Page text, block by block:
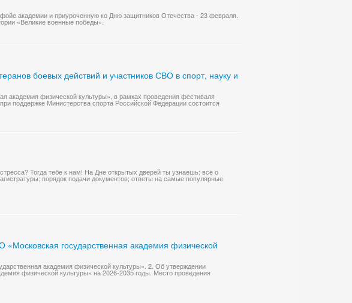
академии и приуроченную ко Дню защитников Отечества - 23 февраля.
«Великие военные победы».
боевых действий и участников СВО в спорт, науку и
академия физической культуры», в рамках проведения фестиваля
поддержке Министерства спорта Российской Федерации состоится
Тогда тебе к нам! На Дне открытых дверей ты узнаешь: всё о
порядок подачи документов; ответы на самые популярные
государственная академия физической
академия физической культуры». 2. Об утверждении
физической культуры» на 2026-2035 годы. Место проведения